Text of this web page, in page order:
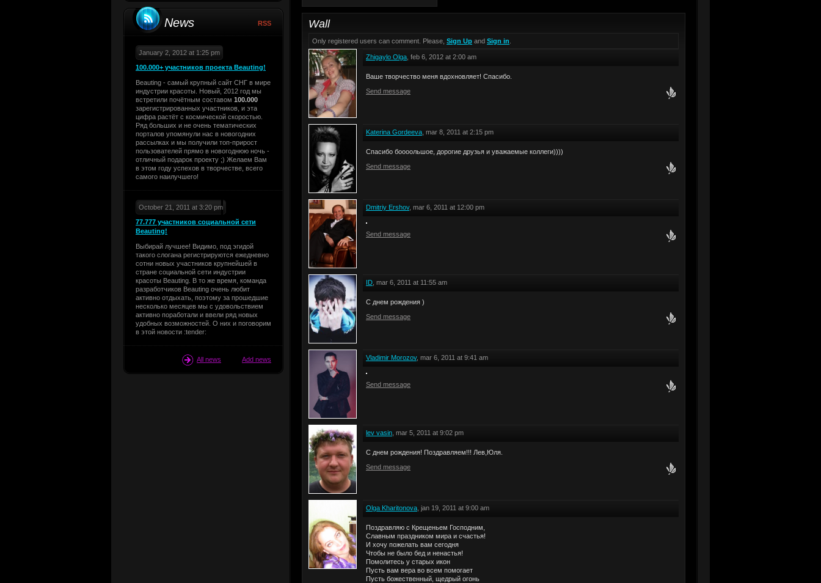
RSS
News
January 2, 2012 at 1:25 pm
100.000+ участников проекта Beauting!
Beauting - самый крупный сайт СНГ в мире
индустрии красоты. Новый, 2012 год мы
встретили почётным составом 100.000
зарегистрированных участников, и эта
цифра растёт с космической скоростью.
Ряд больших и не очень тематических
порталов упомянули нас в новогодних
рассылках и мы получили топ-прирост
пользователей прямо в новогоднюю ночь -
отличный подарок проекту ;) Желаем Вам
в этом году успехов в творчестве, всего
самого наилучшего!
October 21, 2011 at 3:20 pm
77.777 участников социальной сети
Beauting!
Выбирай лучшее! Видимо, под эгидой
такого слогана регистрируются ежедневно
сотни новых участников крупнейшей в
стране социальной сети индустрии
красоты Beauting. В то же время, команда
разработчиков Beauting очень любит
активно отдыхать, поэтому за прошедшие
несколько месяцев мы с удовольствием
активно поработали и ввели ряд новых
удобных возможностей. О них и поговорим
в этой новости :tender:
Add news
All news
Wall
Only registered users can comment. Please, Sign Up and Sign in
Zhigaylo Olga , feb 6, 2012 at 2:00 am
Ваше творчество меня вдохновляет! Спасибо.
Send message
Katerina Gordeeva , mar 8, 2011 at 2:15 pm
Спасибо боооольшое, дорогие друзья и уважаемые коллеги))))
Send message
Dmitriy Ershov, mar 6, 2011 at 12:00 pm
Send message
ID , mar 6, 2011 at 11:55 am
С днем рождения )
Send message
Vladimir Morozov, mar 6, 2011 at 9:41 am
Send message
lev vasin , mar 5, 2011 at 9:02 pm
C днем рождения! Поздравляем!!! Лев,Юля.
Send message
Olga Kharitonova , jan 19, 2011 at 9:00 am
Поздравляю с Крещеньем Господним,
Славным праздником мира и счастья!
И хочу пожелать вам сегодня
Чтобы не было бед и ненастья!
Помолитесь у старых икон
Пусть вам вера во всем помогает
Пусть божественный, щедрый огонь